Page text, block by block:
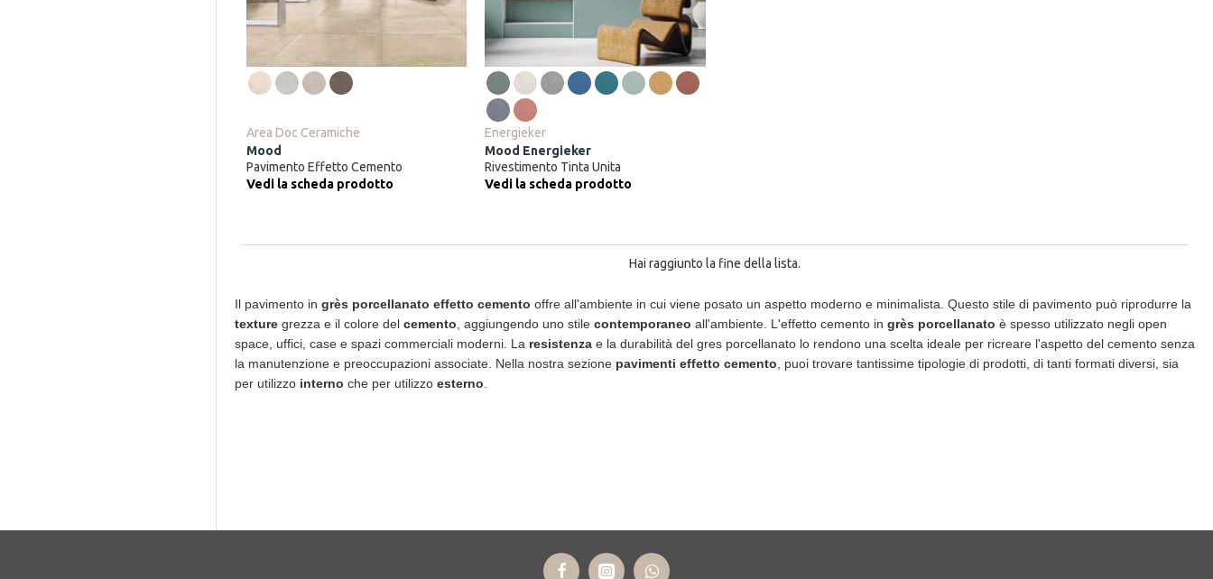
Il pavimento in grès porcellanato effetto cemento offre all'ambiente in cui viene posato un aspetto moderno e minimalista. Questo stile di pavimento può riprodurre la
texture grezza e il colore del cemento , aggiungendo uno stile contemporaneo all'ambiente. L'effetto cemento in grès porcellanato è spesso utilizzato negli open
space, uffici, case e spazi commerciali moderni. La resistenza e la durabilità del gres porcellanato lo rendono una scelta ideale per ricreare l'aspetto del cemento senza
la manutenzione e preoccupazioni associate. Nella nostra sezione pavimenti effetto cemento , puoi trovare tantissime tipologie di prodotti, di tanti formati diversi, sia
per utilizzo interno che per utilizzo esterno
Area Doc Ceramiche
Mood
Pavimento Effetto Cemento
Vedi la scheda prodotto
Energieker
Mood Energieker
Rivestimento Tinta Unita
Vedi la scheda prodotto
Hai raggiunto la fine della lista.